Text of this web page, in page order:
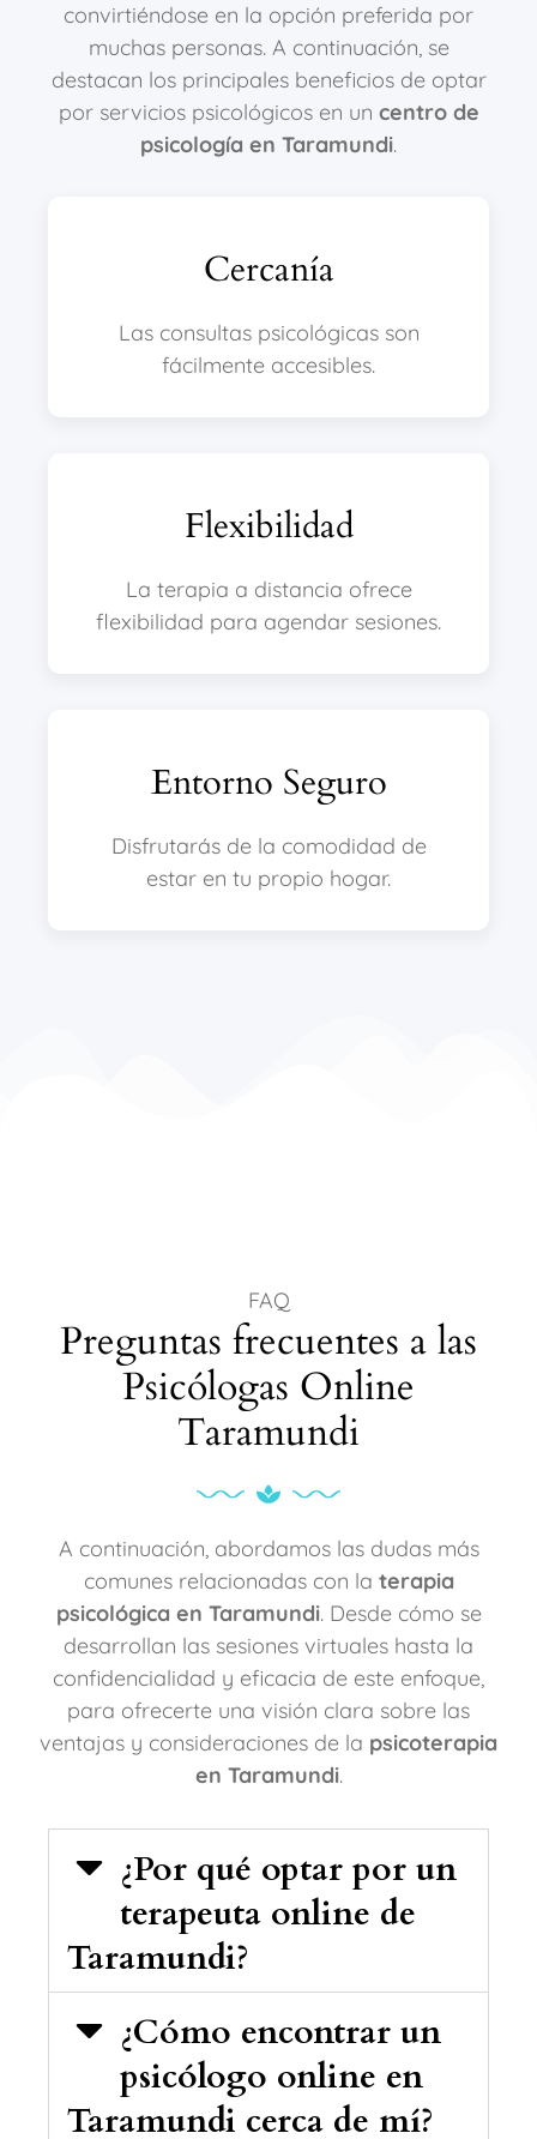
convirtiéndose en la opción preferida por
muchas personas. A continuación, se
destacan los principales beneficios de optar
por servicios psicológicos en un centro de
psicología en Taramundi.
Cercanía
Las consultas psicológicas son
fácilmente accesibles.
Flexibilidad
La terapia a distancia ofrece
flexibilidad para agendar sesiones.
Entorno Seguro
Disfrutarás de la comodidad de
estar en tu propio hogar.
FAQ
Preguntas frecuentes a las
Psicólogas Online
Taramundi
A continuación, abordamos las dudas más
comunes relacionadas con la terapia
psicológica en Taramundi. Desde cómo se
desarrollan las sesiones virtuales hasta la
confidencialidad y eficacia de este enfoque,
para ofrecerte una visión clara sobre las
ventajas y consideraciones de la psicoterapia
en Taramundi.
¿Por qué optar por un
terapeuta online de
Taramundi?
¿Cómo encontrar un
psicólogo online en
Taramundi cerca de mí?